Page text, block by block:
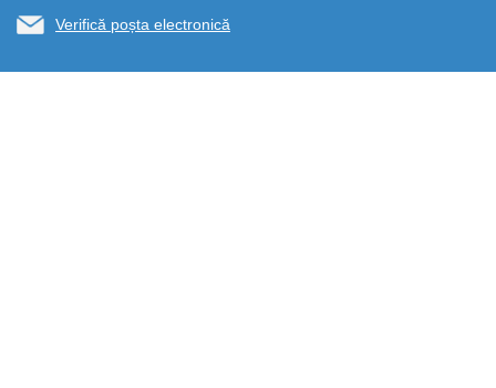
Verifică poșta electronică